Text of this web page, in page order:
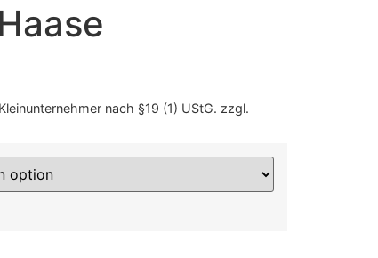
nach §19 (1) UStG. zzgl.